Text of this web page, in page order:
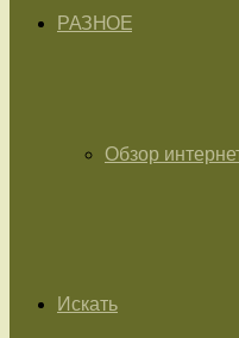
РАЗНОЕ
Обзор
Искать